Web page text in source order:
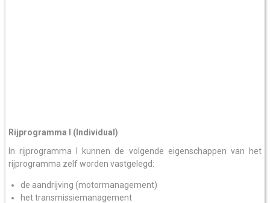
Rijprogramma I (Individual)
In rijprogramma I kunnen de volgende eigenschappen van het
rijprogramma zelf worden vastgelegd:
de aandrijving (motormanagement)
het transmissiemanagement